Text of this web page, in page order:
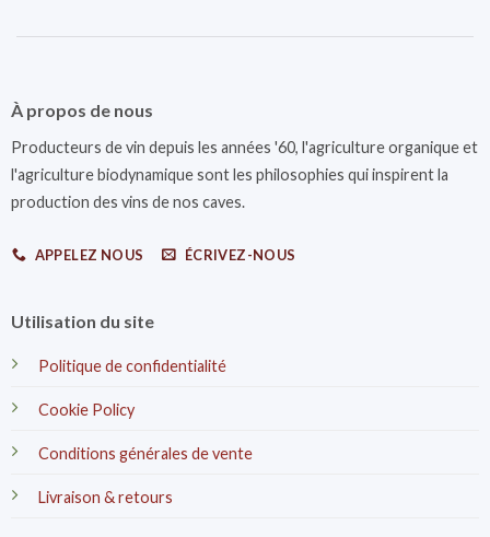
À propos de nous
Producteurs de vin depuis les années '60, l'agriculture organique et
l'agriculture biodynamique sont les philosophies qui inspirent la
production des vins de nos caves.
APPELEZ NOUS ÉCRIVEZ-NOUS
Utilisation du site
Politique de confidentialité
Cookie Policy
Conditions générales de vente
Livraison & retours